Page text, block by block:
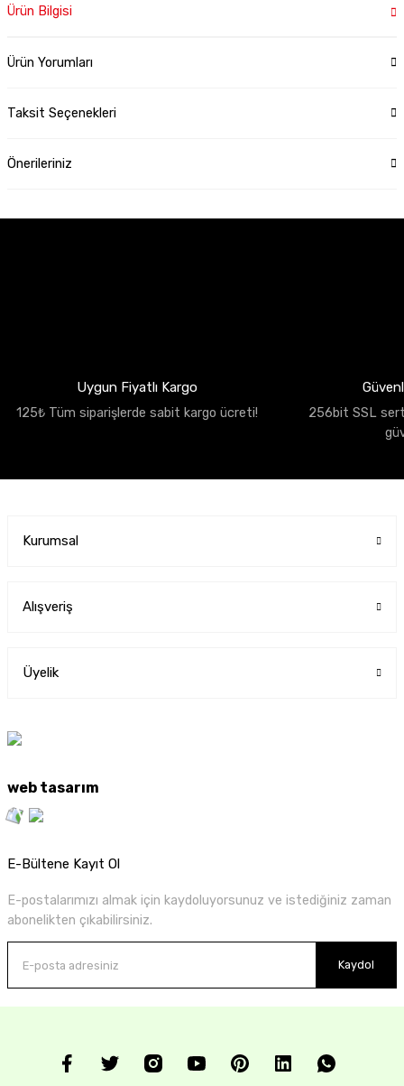
Ürün Bilgisi
Ürün Yorumları
Taksit Seçenekleri
Önerileriniz
Uygun Fiyatlı Kargo
125₺ Tüm siparişlerde sabit kargo ücreti!
256bit SSL
Kurumsal
Alışveriş
Üyelik
web tasarım
E-Bültene Kayıt Ol
E-postalarımızı almak için kaydoluyorsunuz ve istediğiniz zaman
abonelikten çıkabilirsiniz.
Kaydol